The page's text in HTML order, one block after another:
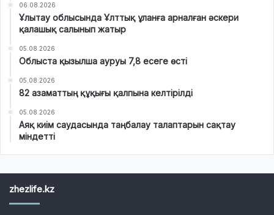
06.08.2026
Ұлытау облысында Ұлттық ұланға арналған әскери
қалашық салынып жатыр
05.08.2026
Облыста қызылша ауруы 7,8 есеге өсті
05.08.2026
82 азаматтың құқығы қалпына келтірілді
05.08.2026
Аяқ киім саудасында таңбалау талаптарын сақтау
міндетті
zhezlife.kz